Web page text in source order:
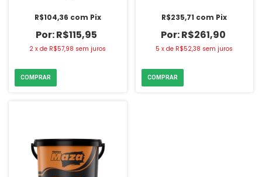
R$115,95
R$104,36 com Pix
2 xde R$57,98 sem juros
R$261,90
R$235,71 com Pix
5 xde R$52,38 sem juros